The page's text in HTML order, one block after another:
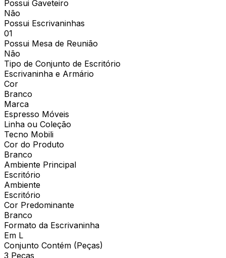
Possui Gaveteiro
Não
Possui Escrivaninhas
01
Possui Mesa de Reunião
Não
Tipo de Conjunto de Escritório
Escrivaninha e Armário
Cor
Branco
Marca
Espresso Móveis
Linha ou Coleção
Tecno Mobili
Cor do Produto
Branco
Ambiente Principal
Escritório
Ambiente
Escritório
Cor Predominante
Branco
Formato da Escrivaninha
Em L
Conjunto Contém (Peças)
3 Peças